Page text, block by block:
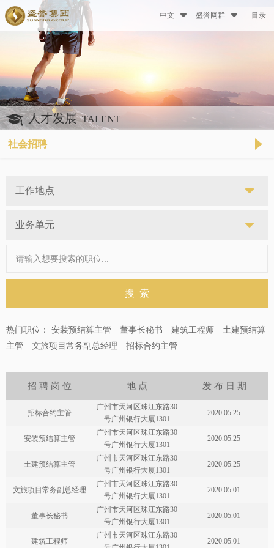
盛誉网群
中文 目录
人才发展 TALENT
社会招聘
工作地点
业务单元
热门职位： 安装预结算主管 董事长秘书 建筑工程师
土建预结算
主管
文旅项目常务副总经理 招标合约主管
招 聘 岗 位 地 点 发 布 日 期
招标合约主管
广州市天河区珠江东路30
号广州银行大厦1301
2020.05.25
安装预结算主管
广州市天河区珠江东路30
号广州银行大厦1301
2020.05.25
土建预结算主管
广州市天河区珠江东路30
号广州银行大厦1301
2020.05.25
文旅项目常务副总经理
广州市天河区珠江东路30
号广州银行大厦1301
2020.05.01
董事长秘书
广州市天河区珠江东路30
号广州银行大厦1301
2020.05.01
建筑工程师
广州市天河区珠江东路30
2020.05.01